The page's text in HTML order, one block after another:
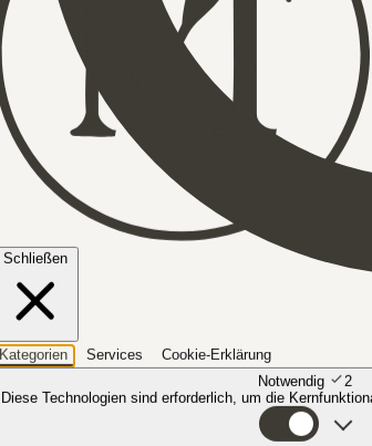
Schließen
Kategorien Services
Cookie-Erklärung
Notwendig
2
Diese Technologien sind erforderlich, um die